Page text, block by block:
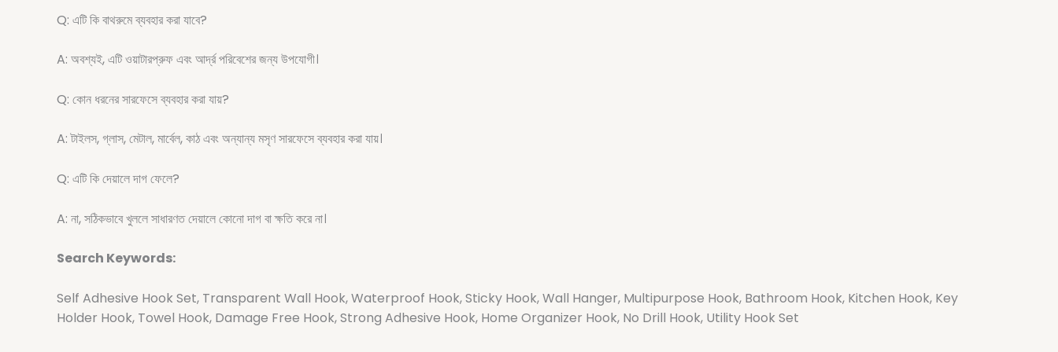
Q: এটি কি বাথরুমে ব্যবহার করা যাবে?
A: অবশ্যই, এটি ওয়াটারপ্রুফ এবং আর্দ্র পরিবেশের জন্য উপযোগী।
Q: কোন ধরনের সারফেসে ব্যবহার করা যায়?
A: টাইলস, গ্লাস, মেটাল, মার্বেল, কাঠ এবং অন্যান্য মসৃণ সারফেসে ব্যবহার করা যায়।
Q: এটি কি দেয়ালে দাগ ফেলে?
A: না, সঠিকভাবে খুললে সাধারণত দেয়ালে কোনো দাগ বা ক্ষতি করে না।
Search Keywords:
Self Adhesive Hook Set, Transparent Wall Hook, Waterproof Hook, Sticky Hook, Wall Hanger, Multipurpose Hook, Bathroom Hook, Kitchen Hook, Key
Holder Hook, Towel Hook, Damage Free Hook, Strong Adhesive Hook, Home Organizer Hook, No Drill Hook, Utility Hook Set